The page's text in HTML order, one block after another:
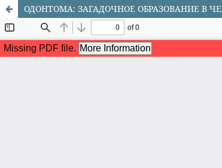
ОДОНТОМА: ЗАГАДОЧНОЕ ОБРАЗОВАНИЕ В